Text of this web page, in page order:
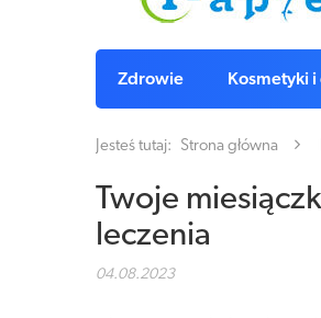
Zdrowie Kosmetyki
Jesteś tutaj: Strona główna
Twoje
leczenia
04.08.2023